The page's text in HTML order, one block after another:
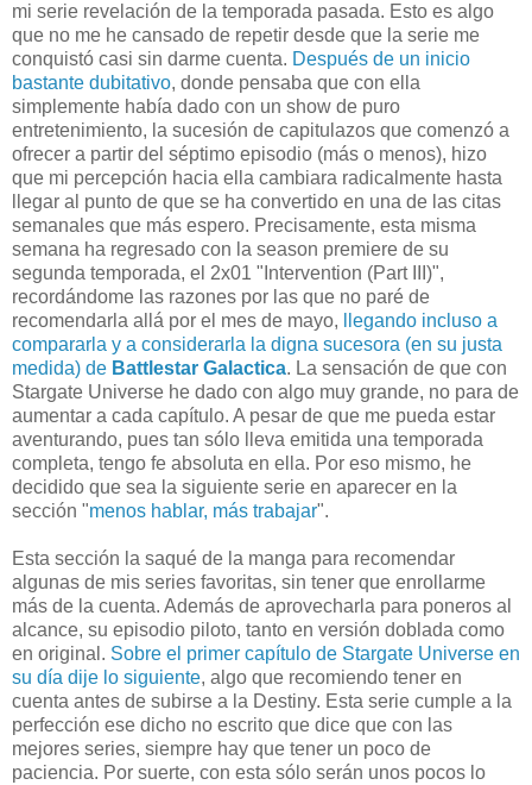
mi serie revelación de la temporada pasada. Esto es algo
que no me he cansado de repetir desde que la serie me
conquistó casi sin darme cuenta. Después de un inicio
bastante dubitativo, donde pensaba que con ella
simplemente había dado con un show de puro
entretenimiento, la sucesión de capitulazos que comenzó a
ofrecer a partir del séptimo episodio (más o menos), hizo
que mi percepción hacia ella cambiara radicalmente hasta
llegar al punto de que se ha convertido en una de las citas
semanales que más espero. Precisamente, esta misma
semana ha regresado con la season premiere de su
segunda temporada, el 2x01 "Intervention (Part III)",
recordándome las razones por las que no paré de
recomendarla allá por el mes de mayo,
llegando incluso a
compararla y a considerarla la digna sucesora (en su justa
medida) de Battlestar Galactica. La sensación de que con
Stargate Universe he dado con algo muy grande, no para de
aumentar a cada capítulo. A pesar de que me pueda estar
aventurando, pues tan sólo lleva emitida una temporada
completa, tengo fe absoluta en ella. Por eso mismo, he
decidido que sea la siguiente serie en aparecer en la
sección "menos hablar, más trabajar".
Esta sección la saqué de la manga para recomendar
algunas de mis series favoritas, sin tener que enrollarme
más de la cuenta. Además de aprovecharla para poneros al
alcance, su episodio piloto, tanto en versión doblada como
en original. Sobre el primer capítulo de Stargate Universe en
su día dije lo siguiente, algo que recomiendo tener en
cuenta antes de subirse a la Destiny. Esta serie cumple a la
perfección ese dicho no escrito que dice que con las
mejores series, siempre hay que tener un poco de
paciencia. Por suerte, con esta sólo serán unos pocos lo